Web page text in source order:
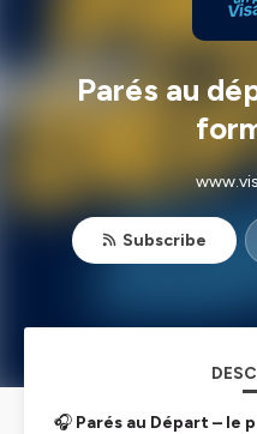
Parés au
Subscribe
🎧 Parés au Départ – le